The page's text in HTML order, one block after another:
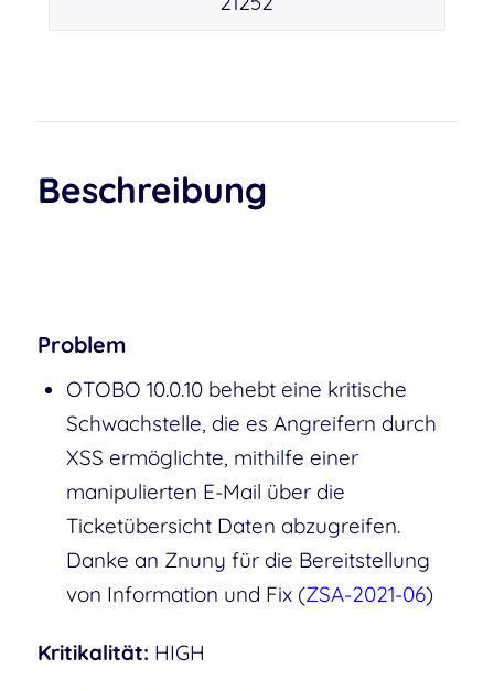
Beschreibung
Problem
OTOBO 10.0.10 behebt eine kritische
Schwachstelle, die es Angreifern durch
XSS ermöglichte, mithilfe einer
manipulierten E-Mail über die
Ticketübersicht Daten abzugreifen.
Danke an Znuny für die Bereitstellung
von Information und Fix (ZSA-2021-06)
Kritikalität: HIGH